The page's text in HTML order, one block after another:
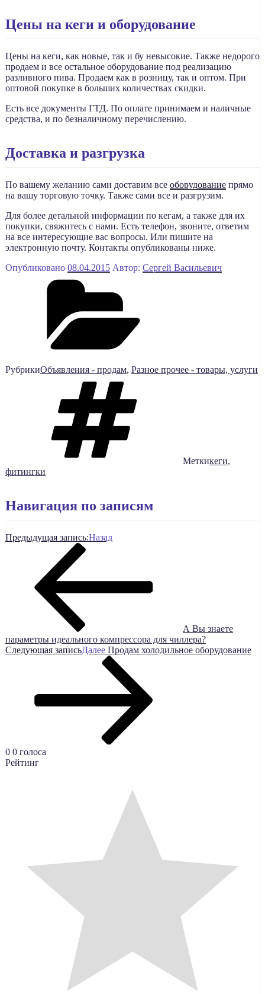
Цены на кеги и оборудование
Цены на кеги, как новые, так и бу невысокие. Также недорого
продаем и все остальное оборудование под реализацию
разливного пива. Продаем как в розницу, так и оптом. При
оптовой покупке в больших количествах скидки.
Есть все документы ГТД. По оплате принимаем и наличные
средства, и по безналичному перечислению.
Доставка и разгрузка
По вашему желанию сами доставим все оборудование прямо
на вашу торговую точку. Также сами все и разгрузим.
Для более детальной информации по кегам, а также для их
покупки, свяжитесь с нами. Есть телефон, звоните, ответим
на все интересующие вас вопросы. Или пишите на
электронную почту. Контакты опубликованы ниже.
Опубликовано 08.04.2015 Автор: Сергей Васильевич
РубрикиОбъявления - продам, Разное прочее - товары, услуги
Меткикеги,
фитингки
Навигация по записям
Предыдущая запись:Назад
А Вы знаете
параметры идеального компрессора для чиллера?
Следующая записьДалее Продам холодильное оборудование
0 0 голоса
Рейтинг